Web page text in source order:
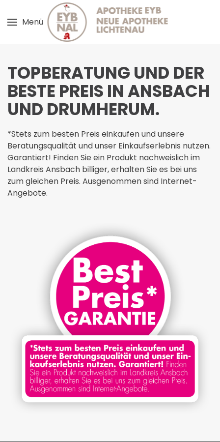
Zum Hauptinhalt springen
Menü
TOPBERATUNG UND DER
BESTE PREIS IN ANSBACH
UND DRUMHERUM.
*Stets zum besten Preis einkaufen und unsere
Beratungsqualität und unser Einkaufserlebnis nutzen.
Garantiert! Finden Sie ein Produkt nachweislich im
Landkreis ­Ansbach billiger, erhalten Sie es bei uns
zum ­gleichen Preis. Ausgenommen sind Internet-
Angebote.